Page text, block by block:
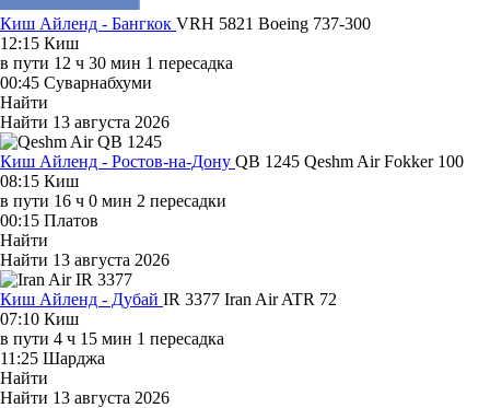
Киш Айленд - Бангкок VRH 5821 Boeing 737-300
12:15 Киш
в пути 12 ч 30 мин 1 пересадка
00:45 Суварнабхуми
Найти
Найти 13 августа 2026
Киш Айленд - Ростов-на-Дону QB 1245 Qeshm AirFokker 100
08:15 Киш
в пути 16 ч 0 мин 2 пересадки
00:15 Платов
Найти
Найти 13 августа 2026
Киш Айленд - Дубай IR 3377 Iran AirATR 72
07:10 Киш
в пути 4 ч 15 мин 1 пересадка
11:25 Шарджа
Найти
Найти 13 августа 2026